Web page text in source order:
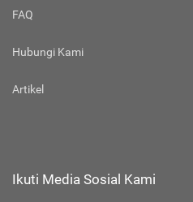
FAQ
Hubungi Kami
Artikel
Ikuti Media Sosial Kami